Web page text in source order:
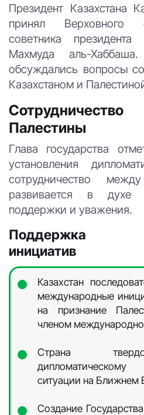
Президент Казахстана
принял Верховного
советника
Махмуда аль-
обсуждались вопросы
Казахстаном и
Палестины
Глава государства
установления
сотрудничество
развивается в духе
поддержки и уважения.
Поддержка
инициатив
Казахстан
международные
на признание
членом
Страна
ситуации на Ближнем
Создание